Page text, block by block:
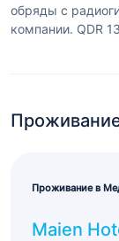
обряды с
компании. QDR
Проживание в
Maien